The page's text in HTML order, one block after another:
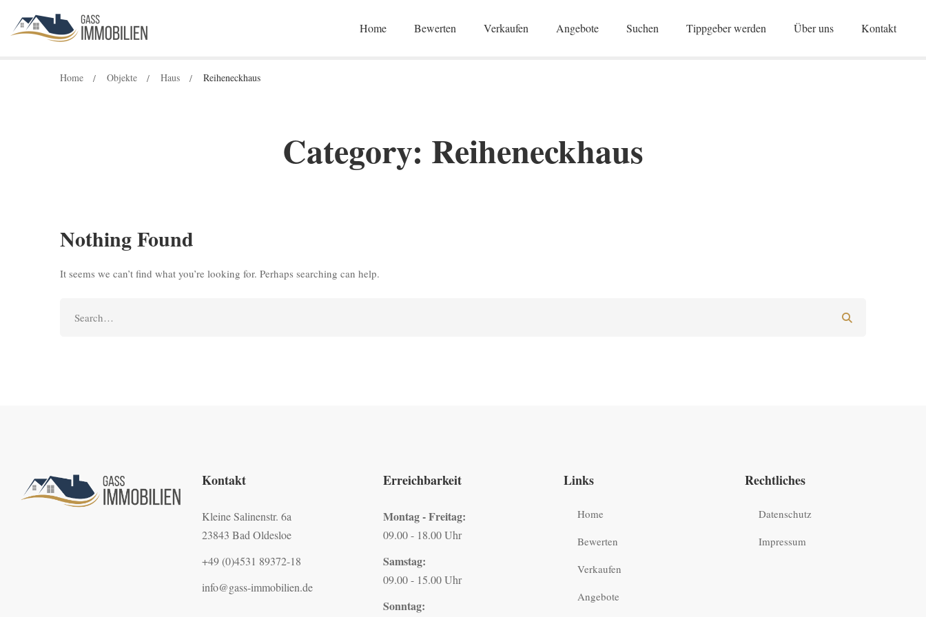
Home Bewerten Verkaufen Angebote Suchen Tippgeber werden Über uns Kontakt
Category: Reiheneckhaus
Home Objekte Haus Reiheneckhaus
Nothing Found
It seems we can’t find what you’re looking for. Perhaps searching can help.
Kontakt
Kleine Salinenstr. 6a
23843 Bad Oldesloe
+49 (0)4531 89372-18
info@gass-immobilien.de
Erreichbarkeit
Montag - Freitag:
09.00 - 18.00 Uhr
Samstag:
09.00 - 15.00 Uhr
Sonntag:
Links
Home
Bewerten
Verkaufen
Angebote
Rechtliches
Datenschutz
Impressum